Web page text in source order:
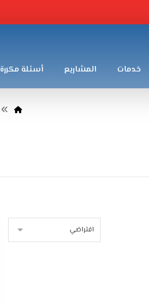
خدمات المشاريع أسئلة مكررة